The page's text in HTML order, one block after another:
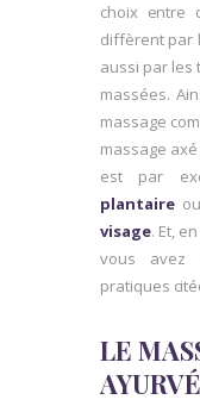
choix entre
diffèrent par
aussi par les
massées.
massage
massage
est par
plantaireou
visage. Et,
vous avez
pratiques
LE